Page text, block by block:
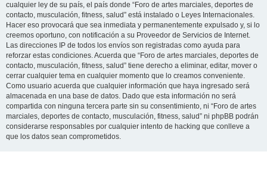
cualquier ley de su país, el país donde “Foro de artes marciales, deportes de
contacto, musculación, fitness, salud” está instalado o Leyes Internacionales.
Hacer eso provocará que sea inmediata y permanentemente expulsado y, si lo
creemos oportuno, con notificación a su Proveedor de Servicios de Internet.
Las direcciones IP de todos los envíos son registradas como ayuda para
reforzar estas condiciones. Acuerda que “Foro de artes marciales, deportes de
contacto, musculación, fitness, salud” tiene derecho a eliminar, editar, mover o
cerrar cualquier tema en cualquier momento que lo creamos conveniente.
Como usuario acuerda que cualquier información que haya ingresado será
almacenada en una base de datos. Dado que esta información no será
compartida con ninguna tercera parte sin su consentimiento, ni “Foro de artes
marciales, deportes de contacto, musculación, fitness, salud” ni phpBB podrán
considerarse responsables por cualquier intento de hacking que conlleve a
que los datos sean comprometidos.